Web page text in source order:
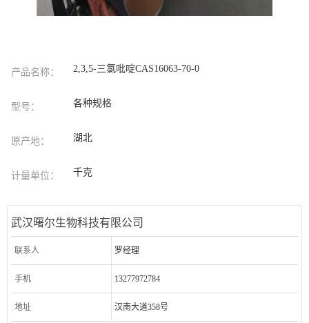
产品名称： 2,3,5-三氯吡啶CAS16063-70-0
型号： 各种规格
原产地： 湖北
计量单位： 千克
武汉曙尔生物科技有限公司
联系人 罗经理
手机 13277972784
地址 汉南大道358号